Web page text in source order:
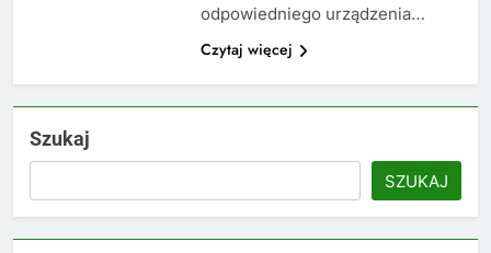
odpowiedniego urządzenia…
Czytaj więcej
Szukaj
SZUKAJ